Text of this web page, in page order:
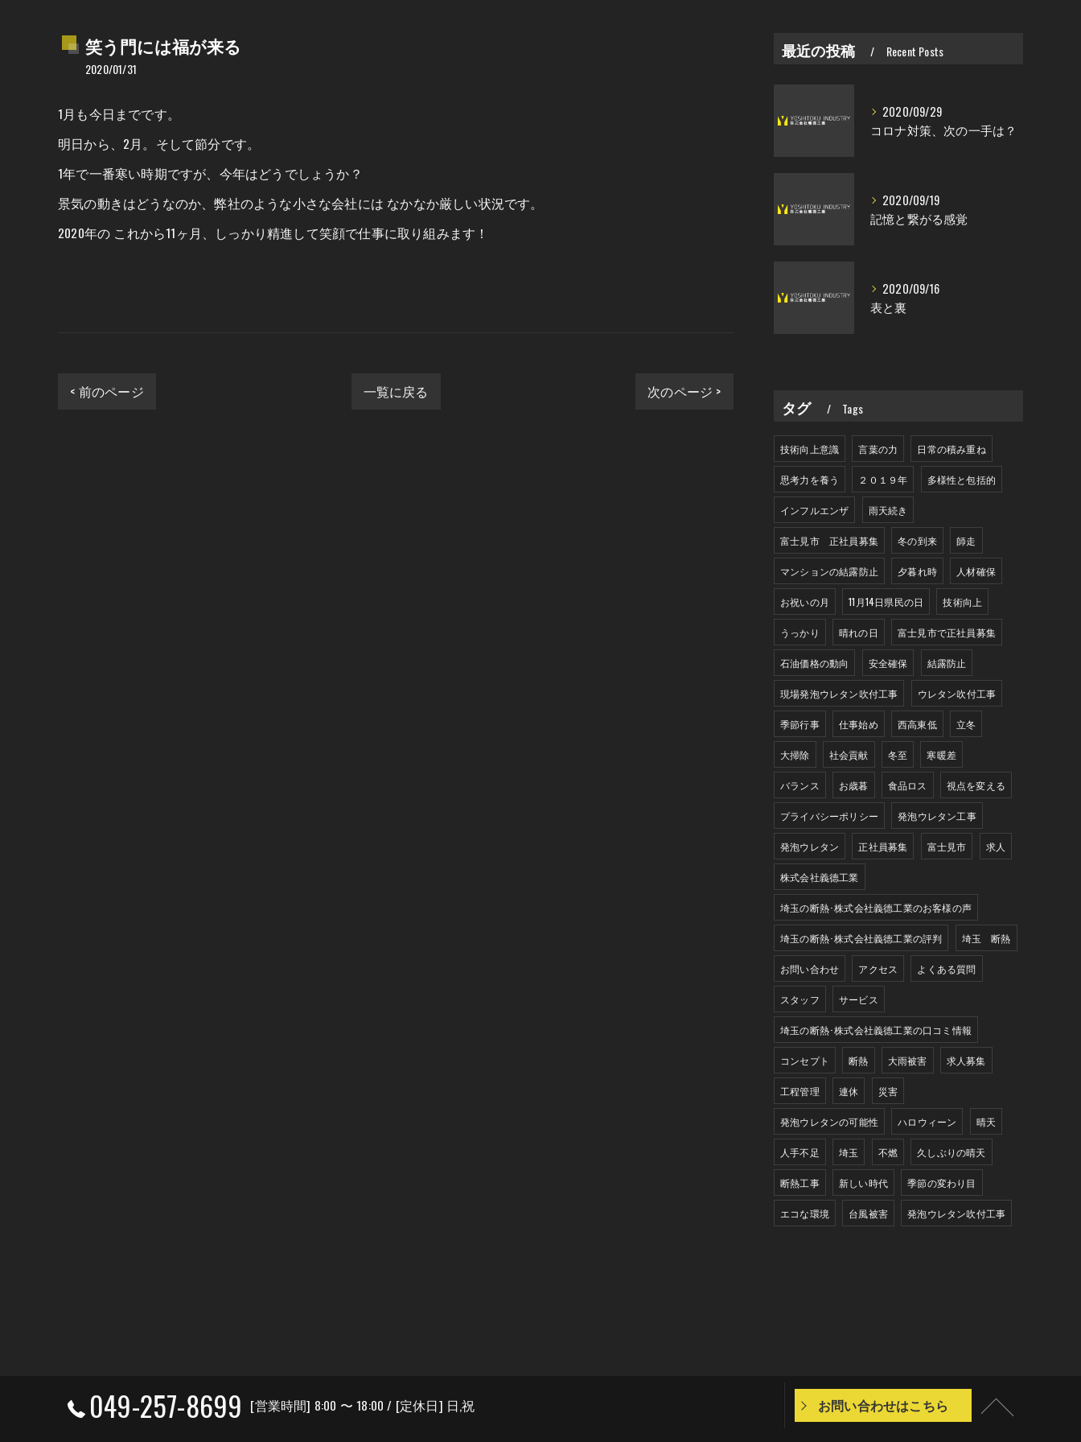
笑う門には福が来る
2020/01/31
1月も今日までです。
明日から、2月。そして節分です。
1年で一番寒い時期ですが、今年はどうでしょうか？
景気の動きはどうなのか、弊社のような小さな会社には なかなか厳しい状況です。
2020年の これから11ヶ月、しっかり精進して笑顔で仕事に取り組みます！
< 前のページ 一覧に戻る 次のページ >
最近の投稿 Recent Posts
2020/09/29
コロナ対策、次の一手は？
2020/09/19
記憶と繋がる感覚
2020/09/16
表と裏
タグ Tags
技術向上意識 言葉の力 日常の積み重ね
思考力を養う ２０１９年 多様性と包括的
インフルエンザ 雨天続き
富士見市 正社員募集 冬の到来 師走
マンションの結露防止 夕暮れ時 人材確保
お祝いの月 11月14日県民の日 技術向上
うっかり 晴れの日 富士見市で正社員募集
石油価格の動向 安全確保 結露防止
現場発泡ウレタン吹付工事 ウレタン吹付工事
季節行事 仕事始め 西高東低 立冬
大掃除 社会貢献 冬至 寒暖差
バランス お歳暮 食品ロス 視点を変える
プライバシーポリシー 発泡ウレタン工事
発泡ウレタン 正社員募集 富士見市 求人
株式会社義德工業
埼玉の断熱･株式会社義德工業のお客様の声
埼玉の断熱･株式会社義德工業の評判 埼玉 断熱
お問い合わせ アクセス よくある質問
スタッフ サービス
埼玉の断熱･株式会社義德工業の口コミ情報
コンセプト 断熱 大雨被害 求人募集
工程管理 連休 災害
発泡ウレタンの可能性 ハロウィーン 晴天
人手不足 埼玉 不燃 久しぶりの晴天
断熱工事 新しい時代 季節の変わり目
エコな環境 台風被害 発泡ウレタン吹付工事
049-257-8699 [営業時間] 8:00 〜 18:00 / [定休日] 日,祝 お問い合わせはこちら